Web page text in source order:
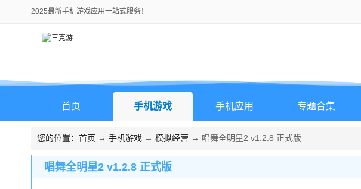
2025最新手机游戏应用一站式服务！
首页 手机游戏 手机应用 专题合集
您的位置： 首页 → 手机游戏 → 模拟经营 → 唱舞全明星2 v1.2.8 正式版
唱舞全明星2 v1.2.8 正式版